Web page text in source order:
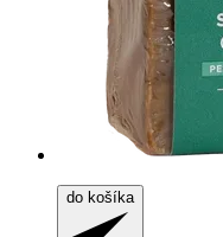
do košíka